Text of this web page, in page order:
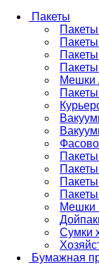
Пакеты
Мешки
Мешки
Сумки
Бумажная